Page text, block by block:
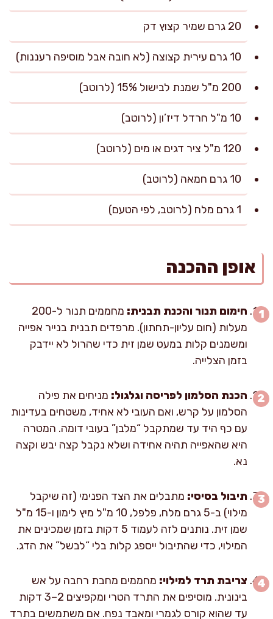
20 גרם שמיר קצוץ דק
10 גרם עירית קצוצה (לא חובה אבל מוסיפה רעננות)
200 מ"ל שמנת לבישול 15% (לרוטב)
10 מ"ל חרדל דיז’ון (לרוטב)
120 מ"ל ציר דגים או מים (לרוטב)
10 גרם חמאה (לרוטב)
1 גרם מלח (לרוטב, לפי הטעם)
אופן ההכנה
חימום תנור והכנת תבנית:
מחממים תנור ל-200
מעלות (חום עליון-תחתון). מרפדים תבנית בנייר אפייה
ומשמנים קלות במעט שמן זית כדי שהרול לא יידבק
בזמן הצלייה.
הכנת הסלמון לפריסה וגלגול: מניחים את פילה
הסלמון על קרש, ואם העובי לא אחיד, משטחים בעדינות
עם כף היד עד שמתקבל “מלבן” בעובי דומה. המטרה
היא שהאפייה תהיה אחידה ושלא נקבל קצה יבש וקצה
נא.
תיבול בסיסי: מתבלים את הצד הפנימי (זה שיקבל
מילוי) ב-5 גרם מלח, פלפל, 10 מ"ל מיץ לימון ו-15 מ"ל
שמן זית. נותנים לזה לעמוד 5 דקות בזמן שמכינים את
המילוי, כדי שהתיבול ייספג קלות בלי “לבשל” את הדג.
צריבת תרד למילוי: מחממים מחבת רחבה על אש
בינונית. מוסיפים את התרד הטרי ומקפיצים 2–3 דקות
עד שהוא קורס לגמרי ומאבד נפח. אם משתמשים בתרד